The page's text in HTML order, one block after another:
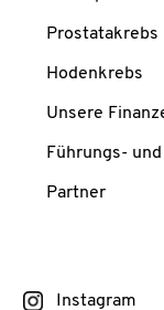
Prostatakrebs
Hodenkrebs
Unsere
Führungs-
Partner
Instagram